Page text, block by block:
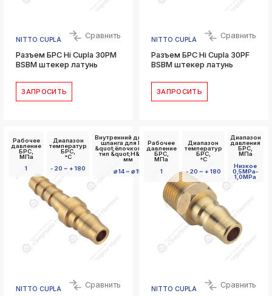
NITTO CUPLA Сравнить
Разъем БРС Hi Cupla 30PM
BSBM штекер латунь
ЗАПРОСИТЬ
NITTO CUPLA Сравнить
Разъем БРС Hi Cupla 30PF
BSBM штекер латунь
ЗАПРОСИТЬ
Рабочее
давление
БРС,
МПа
1
Диапазон
температур
БРС,
°C
- 20 ~ + 180
Внутренний диаметр
шланга для БРС с
&quot;ёлочкой&quot;
тип &quot;Н&quot;,
мм
⌀ 14 ~ ⌀ 15
NITTO CUPLA Сравнить
Рабочее
давление
БРС,
МПа
1
Диапазон
температур
БРС,
°C
- 20 ~ + 180
Диапазон
давления
БРС,
МПа
Низкое
0,5MPa-
1,0MPa
NITTO CUPLA Сравнить